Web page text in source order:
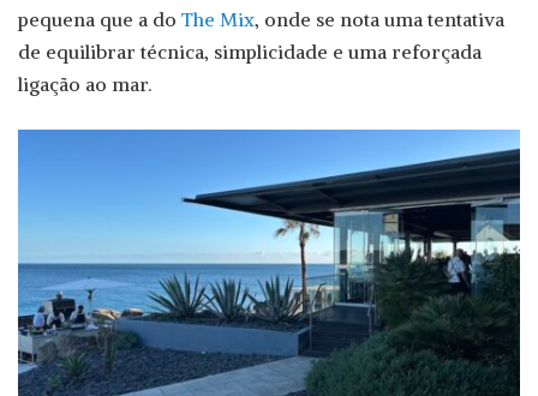
pequena que a do The Mix, onde se nota uma tentativa
de equilibrar técnica, simplicidade e uma reforçada
ligação ao mar.